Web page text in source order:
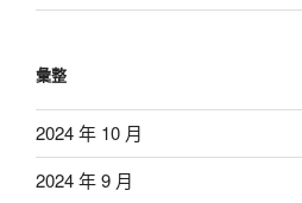
彙整
2024 年 10 月
2024 年 9 月